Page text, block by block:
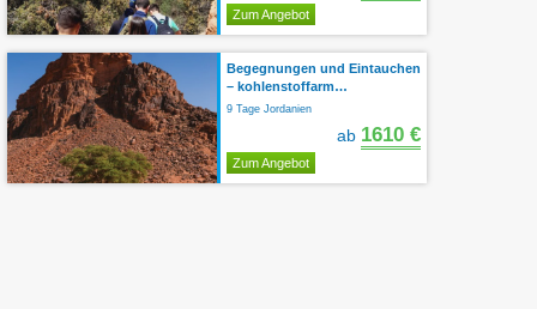
Zum Angebot
Begegnungen und Eintauchen
– kohlenstoffarm…
9 Tage Jordanien
ab 1610 €
Zum Angebot